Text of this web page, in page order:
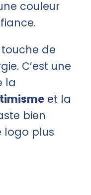
couleur
touche de
C’est une
la
et la
bien
logo plus